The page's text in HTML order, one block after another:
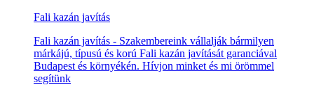
Fali kazán javítás
Fali kazán javítás - Szakembereink vállalják bármilyen
márkájú, típusú és korú Fali kazán javítását garanciával
Budapest és környékén. Hívjon minket és mi örömmel
segítünk